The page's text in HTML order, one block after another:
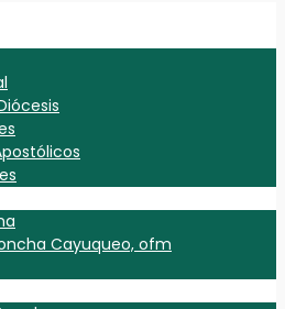
Cayuqueo, ofm